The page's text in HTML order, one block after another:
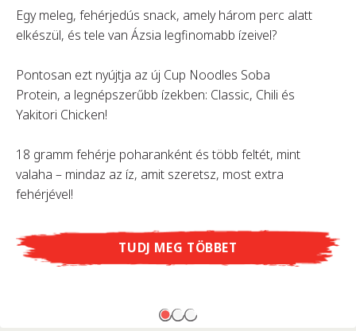
Egy meleg, fehérjedús snack, amely három perc alatt
elkészül, és tele van Ázsia legfinomabb ízeivel?
Pontosan ezt nyújtja az új Cup Noodles Soba
Protein, a legnépszerűbb ízekben: Classic, Chili és
Yakitori Chicken!
18 gramm fehérje poharanként és több feltét, mint
valaha – mindaz az íz, amit szeretsz, most extra
fehérjével!
TUDJ MEG TÖBBET